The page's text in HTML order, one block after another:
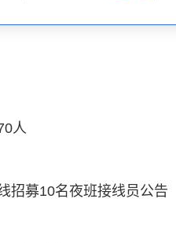
新疆 上海
黑龙江
人
招募10名夜班接线员公告